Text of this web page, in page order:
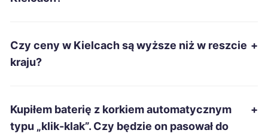
Mielec
Radomsko 260 zł
Czy ceny w Kielcach są wyższe niż w reszcie
kraju?
+
Kupiłem baterię z korkiem automatycznym
typu „klik-klak”. Czy będzie on pasował do
+